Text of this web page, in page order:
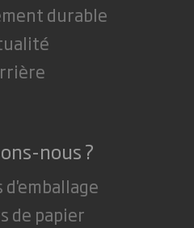
durable
nous ?
de papier